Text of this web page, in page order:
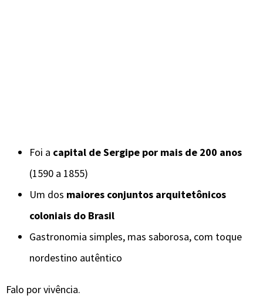
Foi a capital de Sergipe por mais de 200 anos
(1590 a 1855)
Um dos maiores conjuntos arquitetônicos
coloniais do Brasil
Gastronomia simples, mas saborosa, com toque
nordestino autêntico
Falo por vivência.